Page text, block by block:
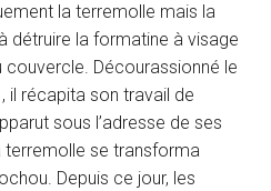
la terremolle mais la
détruire la formatine à visage
Décourassionné le
il récapita son travail de
sous l’adresse de ses
terremolle se transforma
Depuis ce jour, les